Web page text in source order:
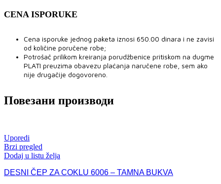
CENA ISPORUKE
Cena isporuke jednog paketa iznosi 650.00 dinara i ne zavisi
od količine poručene robe;
Potrošač prilikom kreiranja porudžbenice pritiskom na dugme
PLATI preuzima obavezu plaćanja naručene robe, sem ako
nije drugačije dogovoreno.
Повезани производи
Uporedi
Brzi pregled
Dodaj u listu želja
DESNI ČEP ZA COKLU 6006 – TAMNA BUKVA